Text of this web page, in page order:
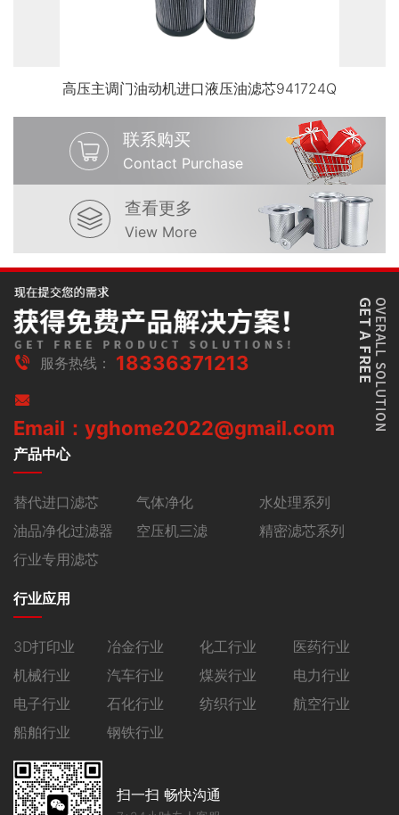
高压主调门油动机进口液压油滤芯941724Q
联系购买
Contact Purchase
查看更多
View More
服务热线： 18336371213
Email：yghome2022@gmail.com
产品中心
替代进口滤芯 气体净化
水处理系列
油品净化过滤器
空压机三滤
精密滤芯系列
行业专用滤芯
行业应用
3D打印业 冶金行业 化工行业
医药行业
机械行业
汽车行业 煤炭行业
电力行业
电子行业
石化行业 纺织行业
航空行业
船舶行业
钢铁行业
扫一扫 畅快沟通